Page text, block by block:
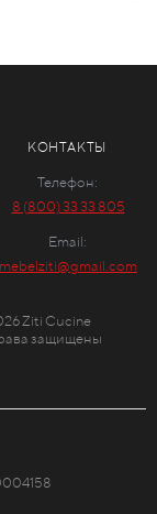
КОНТАКТЫ
Телефон:
8 (800) 33 33 805
Email:
mebelziti@gmail.com
Ziti Cucine
защищены